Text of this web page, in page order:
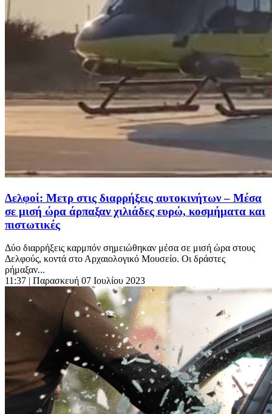
Δελφοί: Μετρ στις διαρρήξεις αυτοκινήτων – Μέσα
σε μισή ώρα άρπαξαν χιλιάδες ευρώ, κοσμήματα και
πιστωτικές
Δύο διαρρήξεις καρμπόν σημειώθηκαν μέσα σε μισή ώρα στους
Δελφούς, κοντά στο Αρχαιολογικό Μουσείο. Οι δράστες
ρήμαξαν...
11:37 | Παρασκευή 07 Ιουλίου 2023